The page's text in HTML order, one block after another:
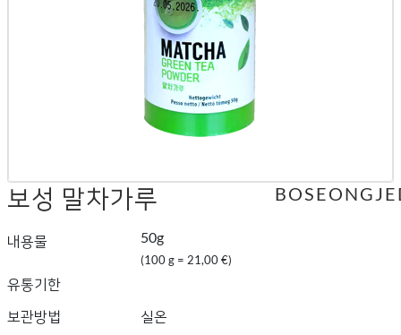
보성 말차가루
내용물 50g
(100 g = 21,00 €)
유통기한
보관방법
실온